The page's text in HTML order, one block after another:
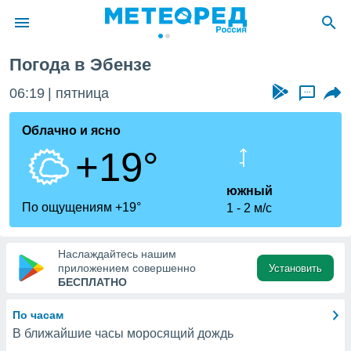
о
Вы можете
к этому
доступ
Погода в Эбензе
06:19 пятница ...
Облачно и ясно
+19°
По ощущениям +19°
южный
1
2 м/с
Наслаждайтесь нашим
приложением совершенно
БЕСПЛАТНО
Установить
По часам
В ближайшие часы моросящий дождь